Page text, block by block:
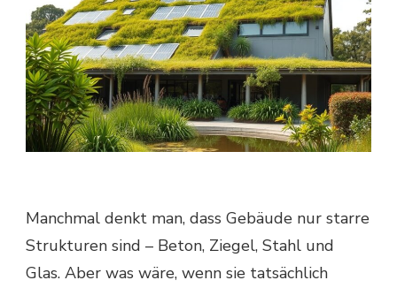
Manchmal denkt man, dass Gebäude nur starre
Strukturen sind – Beton, Ziegel, Stahl und
Glas. Aber was wäre, wenn sie tatsächlich